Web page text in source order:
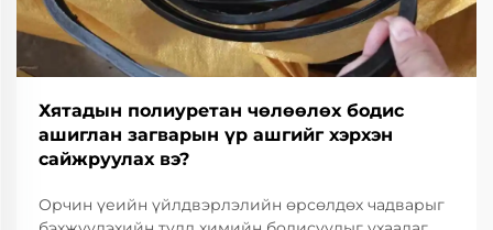
Хятадын полиуретан чөлөөлөх бодис
ашиглан загварын үр ашгийг хэрхэн
сайжруулах вэ?
Орчин үеийн үйлдвэрлэлийн өрсөлдөх чадварыг